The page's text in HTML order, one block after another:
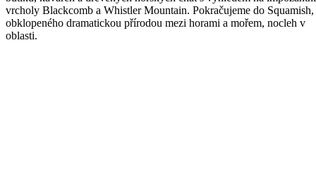
vrcholy Blackcomb a Whistler Mountain. Pokračujeme do Squamish,
obklopeného dramatickou přírodou mezi horami a mořem, nocleh v
oblasti.